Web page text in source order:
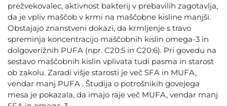
prežvekovalec, aktivnost bakterij v prebavilih zagotavlja,
da je vpliv maščob v krmi na maščobne kisline manjši.
Obstajajo znanstveni dokazi, da krmljenje s travo
spreminja koncentracijo maščobnih kislin omega-3 in
dolgoverižnih PUFA (npr. C20:5 in C20:6). Pri govedu na
sestavo maščobnih kislin vplivata tudi pasma in starost
ob zakolu. Zaradi višje starosti je več SFA in MUFA,
vendar manj PUFA . Študija o potrošnikih govejega
mesa je pokazala, da imajo raje več MUFA, vendar manj